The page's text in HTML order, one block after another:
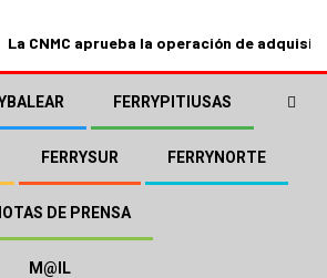
La CNMC aprueba la operación de
FERRYPITIUSAS
FERRYSUR FERRYNORTE
DE PRENSA
M@IL
de Baleària
Naviera Armas